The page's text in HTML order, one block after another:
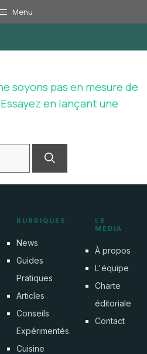
Menu
soyons pas en mesure de
en lançant une
RUBRIQUES
News
Guides
Pratiques
Articles
Conseils
Expérimentés
Cuisine
LE
MÉDIA
À propos
L'équipe
Charte
éditoriale
Contact